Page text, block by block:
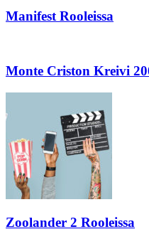
Manifest Rooleissa
Monte Criston Kreivi
Zoolander 2 Rooleissa